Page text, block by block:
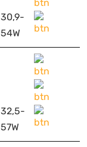
30,9-
54W
32,5-
57W